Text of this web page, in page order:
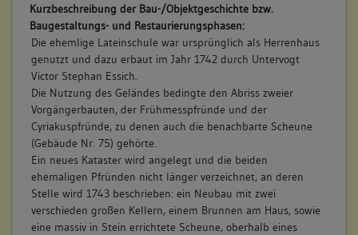
Kurzbeschreibung der Bau-/Objektgeschichte bzw.
Baugestaltungs- und Restaurierungsphasen:
Die ehemlige Lateinschule war ursprünglich als Herrenhaus
genutzt und dazu erbaut im Jahr 1742 durch Untervogt
Victor Stephan Essich.
Die Nutzung des Geländes bedingte den Abriss zweier
Vorgängerbauten, der Frühmesspfründe und der
Cyriakuspfründe, zu denen auch die benachbarte Scheune
(Gebäude Nr. 75) gehörte.
Ein neues Kataster wird angelegt und die beiden
ehemaligen Pfründen nicht länger verzeichnet, an deren
Stelle wird 1743 beschrieben: ein Neubau mit zwei
verschieden großen Kellern, einem Brunnen am Haus, sowie
eine massiv in Stein errichtete Scheune, oberhalb eines